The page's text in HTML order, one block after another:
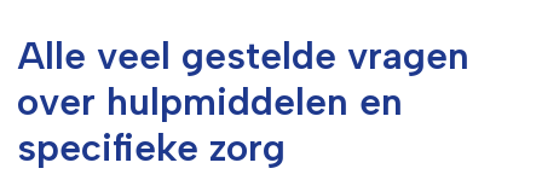
Alle veel gestelde vragen
over hulpmiddelen en
specifieke zorg